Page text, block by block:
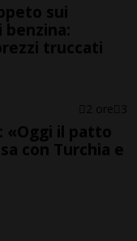
sui
truccati
2 ore 3
«Oggi il patto
con Turchia e